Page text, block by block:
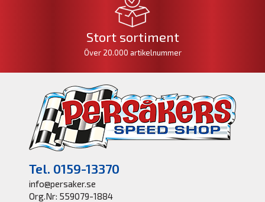
Stort sortiment
Över 20.000 artikelnummer
Tel. 0159-13370
info@persaker.se
Org.Nr: 559079-1884